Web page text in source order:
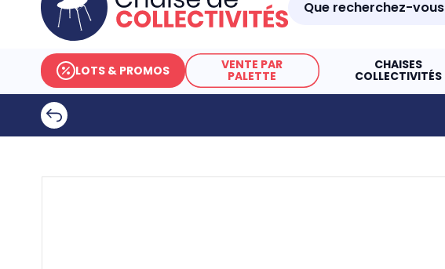
LOTS & PROMOS VENTE PAR
PALETTE
CHAISES
COLLECTIVITÉS